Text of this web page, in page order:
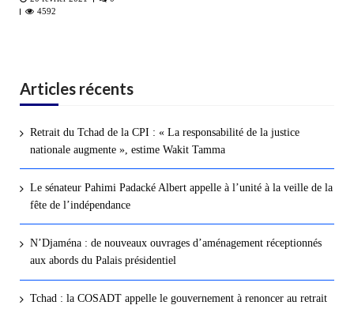
4592
Articles récents
Retrait du Tchad de la CPI : « La responsabilité de la justice
nationale augmente », estime Wakit Tamma
Le sénateur Pahimi Padacké Albert appelle à l’unité à la veille de la
fête de l’indépendance
N’Djaména : de nouveaux ouvrages d’aménagement réceptionnés
aux abords du Palais présidentiel
Tchad : la COSADT appelle le gouvernement à renoncer au retrait